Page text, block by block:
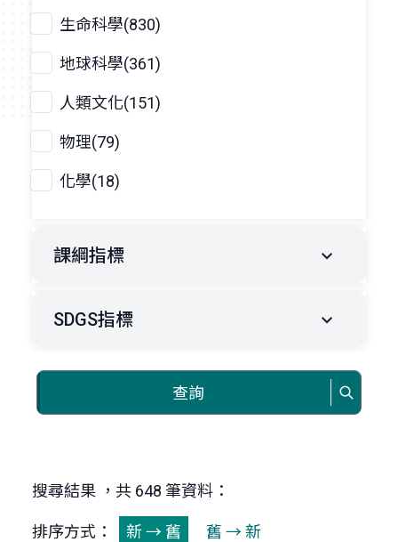
生命科學(830)
地球科學(361)
人類文化(151)
物理(79)
化學(18)
課綱指標
SDGS指標
查詢
搜尋結果 ，共 648 筆資料：
排序方式： 新 → 舊 舊 → 新